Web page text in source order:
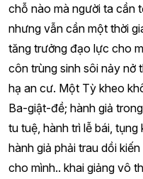
chỗ nào mà người ta cần
nhưng vẫn cần một thời
tăng trưởng đạo lực cho
côn trùng sinh sôi nảy nở
hạ an cư. Một Tỳ kheo
Ba-giật-đề; hành giả
tu tuệ, hành trì lễ bái,
hành giả phải trau dồi
cho mình.. khai giảng vô